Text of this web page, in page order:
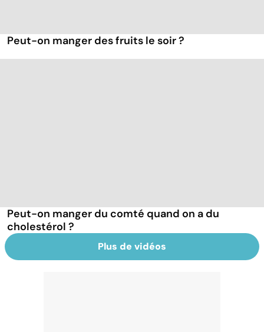
Peut-on manger des fruits le soir ?
Peut-on manger du comté quand on a du
cholestérol ?
Plus de vidéos